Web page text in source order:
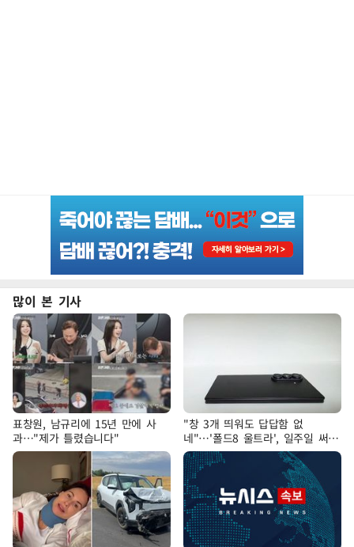
많이 본 기사
표창원, 남규리에 15년 만에 사
과…"제가 틀렸습니다"
"창 3개 띄워도 답답함 없
네"…'폴드8 울트라', 일주일 써보
니